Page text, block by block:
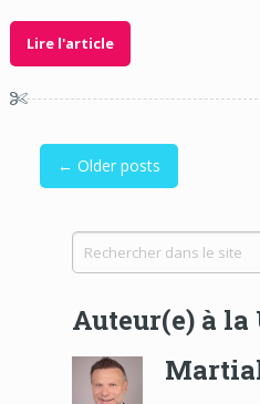
Lire l'article
← Older posts
Auteur(e) à la